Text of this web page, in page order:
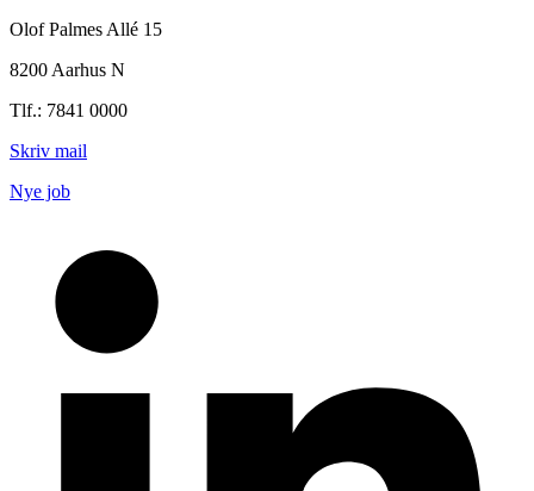
Olof Palmes Allé 15
8200 Aarhus N
Tlf.: 7841 0000
Skriv mail
Nye job